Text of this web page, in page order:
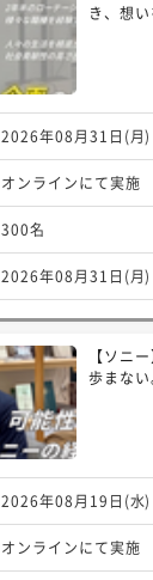
き、想
2026年08月31日(月
オンラインにて実施
300名
2026年08月31日(月
【ソニ
歩まない
2026年08月19日(水
オンラインにて実施